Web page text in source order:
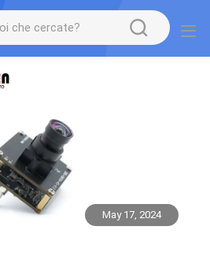
May 17, 2024